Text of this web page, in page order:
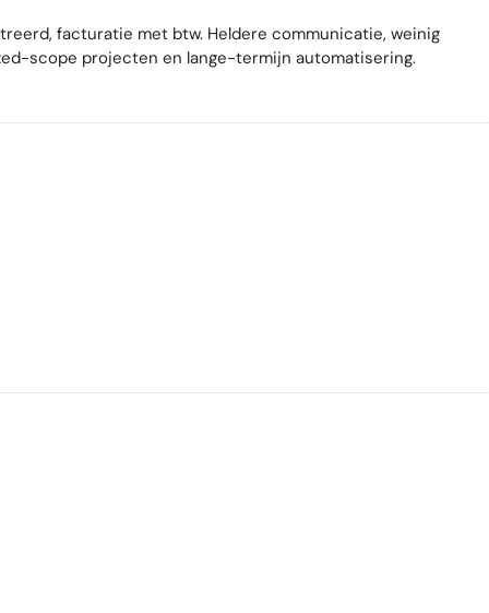
facturatie met btw. Heldere communicatie, weinig
scope projecten en lange-termijn automatisering.